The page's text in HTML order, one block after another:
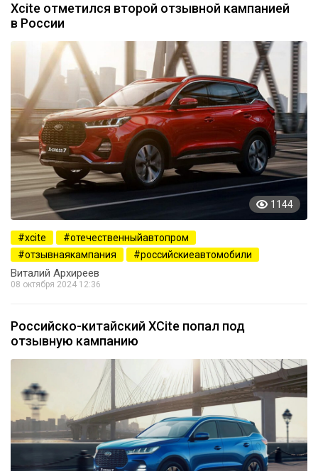
Xcite отметился второй отзывной кампанией
в России
1144
xcite
отечественныйавтопром
отзывнаякампания
российскиеавтомобили
Виталий Архиреев
08 октября 2024 12:36
Российско-китайский XCite попал под
отзывную кампанию